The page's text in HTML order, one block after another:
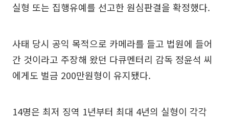
실형 또는 집행유예를 선고한 원심판결을 확정했다.
사태 당시 공익 목적으로 카메라를 들고 법원에 들어
간 것이라고 주장해 왔던 다큐멘터리 감독 정윤석 씨
에게도 벌금 200만원형이 유지됐다.
14명은 최저 징역 1년부터 최대 4년의 실형이 각각